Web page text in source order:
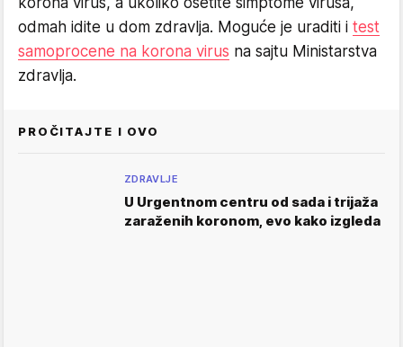
odmah idite u dom zdravlja. Moguće je uraditi i test
samoprocene na korona virus na sajtu Ministarstva
zdravlja.
PROČITAJTE I OVO
ZDRAVLJE
U Urgentnom centru od sada i trijaža
zaraženih koronom, evo kako izgleda